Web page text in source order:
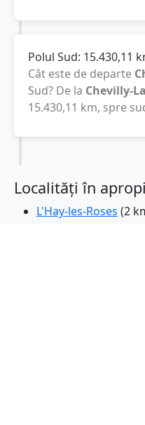
Polul Sud: 15.430,11
Cât este de departe
Sud? De la Chevilly-
15.430,11 km, spre
Localități în
L'Hay-les-Roses (2